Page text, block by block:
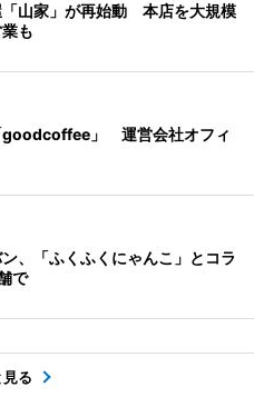
「山家」が再始動 本店を大規模
も
goodcoffee」 運営会社オフィ
、「ふくふくにゃんこ」とコラ
で
見る